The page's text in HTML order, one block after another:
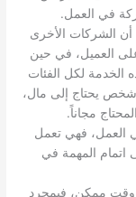
في العمل.
الشركات الأخرى
العميل، في حين
الخدمة لكل الفئات
شخص يحتاج إلى مال،
مجاناً.
العمل، فهي تعمل
المهمة في
ممكن، فبمجرد